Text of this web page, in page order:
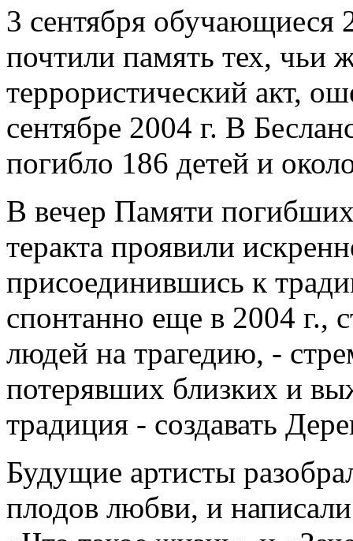
3 сентября обучающиеся
почтили память тех, чьи
террористический акт,
сентябре 2004 г. В
погибло 186 детей и
В вечер Памяти
теракта проявили
присоединившись к
спонтанно еще в 2004 г.,
людей на трагедию, -
потерявших близких и
традиция - создавать
Будущие артисты
плодов любви, и